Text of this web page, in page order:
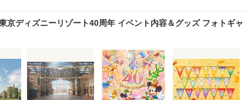
東京ディズニーリゾート40周年 イベント内容＆グッズ フォトギャ